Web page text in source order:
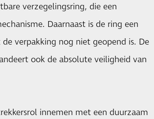
verzegelingsring, die een
Daarnaast is de ring een
verpakking nog niet geopend is. De
ook de absolute veiligheid van
innemen met een duurzaam